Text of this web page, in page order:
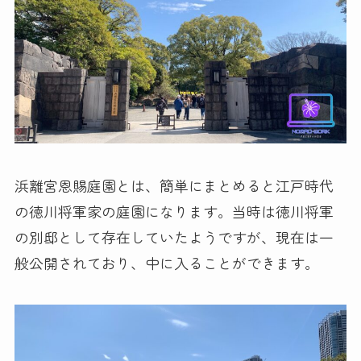
浜離宮恩賜庭園とは、簡単にまとめると江戸時代
の徳川将軍家の庭園になります。当時は徳川将軍
の別邸として存在していたようですが、現在は一
般公開されており、中に入ることができます。